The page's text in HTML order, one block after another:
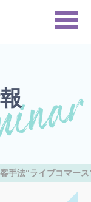
手法“ライブコマー